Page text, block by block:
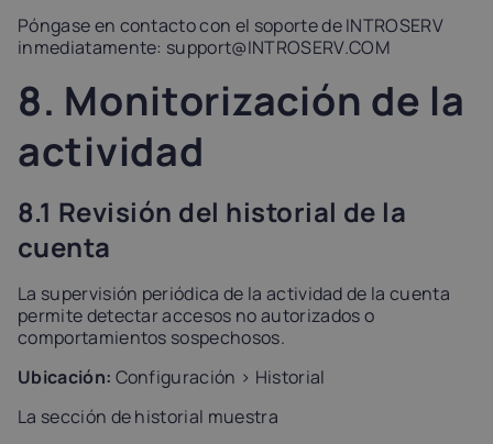
Póngase en contacto con el soporte de INTROSERV
inmediatamente: support@INTROSERV.COM
8. Monitorización de la
actividad
8.1 Revisión del historial de la
cuenta
La supervisión periódica de la actividad de la cuenta
permite detectar accesos no autorizados o
comportamientos sospechosos.
Ubicación: Configuración > Historial
La sección de historial muestra